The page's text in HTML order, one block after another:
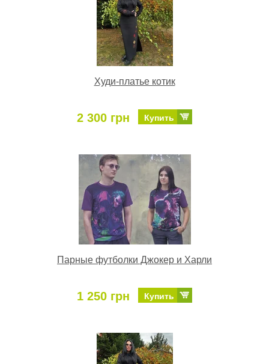
Худи-платье котик
2 300 грн Купить
Парные футболки Джокер и Харли
1 250 грн Купить